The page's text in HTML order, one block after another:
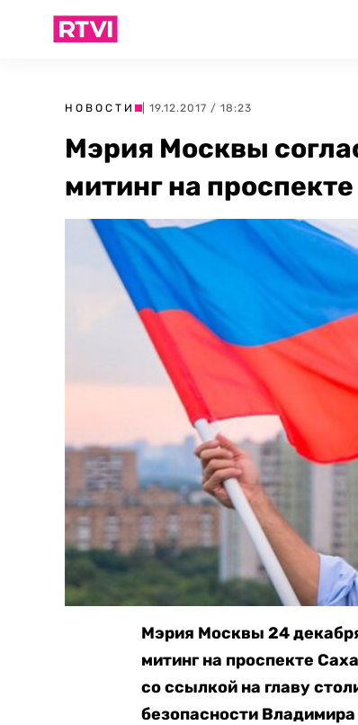
НОВОСТИ | 19.12.2017 / 18:23
Мэрия Москвы
митинг на
Мэрия Москвы 24
митинг на проспекте
со ссылкой на главу
безопасности